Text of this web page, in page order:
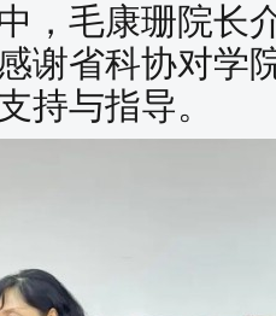
毛康珊院长
谢省科协对学
持与指导。